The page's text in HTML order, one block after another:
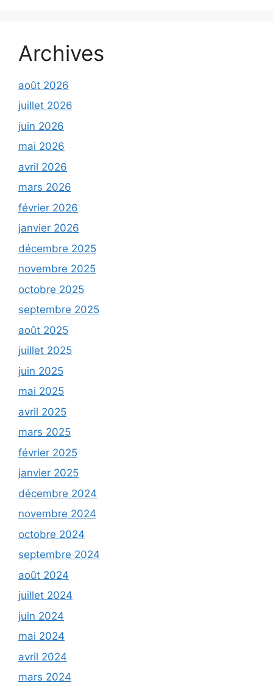
Archives
août 2026
juillet 2026
juin 2026
mai 2026
avril 2026
mars 2026
février 2026
janvier 2026
décembre 2025
novembre 2025
octobre 2025
septembre 2025
août 2025
juillet 2025
juin 2025
mai 2025
avril 2025
mars 2025
février 2025
janvier 2025
décembre 2024
novembre 2024
octobre 2024
septembre 2024
août 2024
juillet 2024
juin 2024
mai 2024
avril 2024
mars 2024